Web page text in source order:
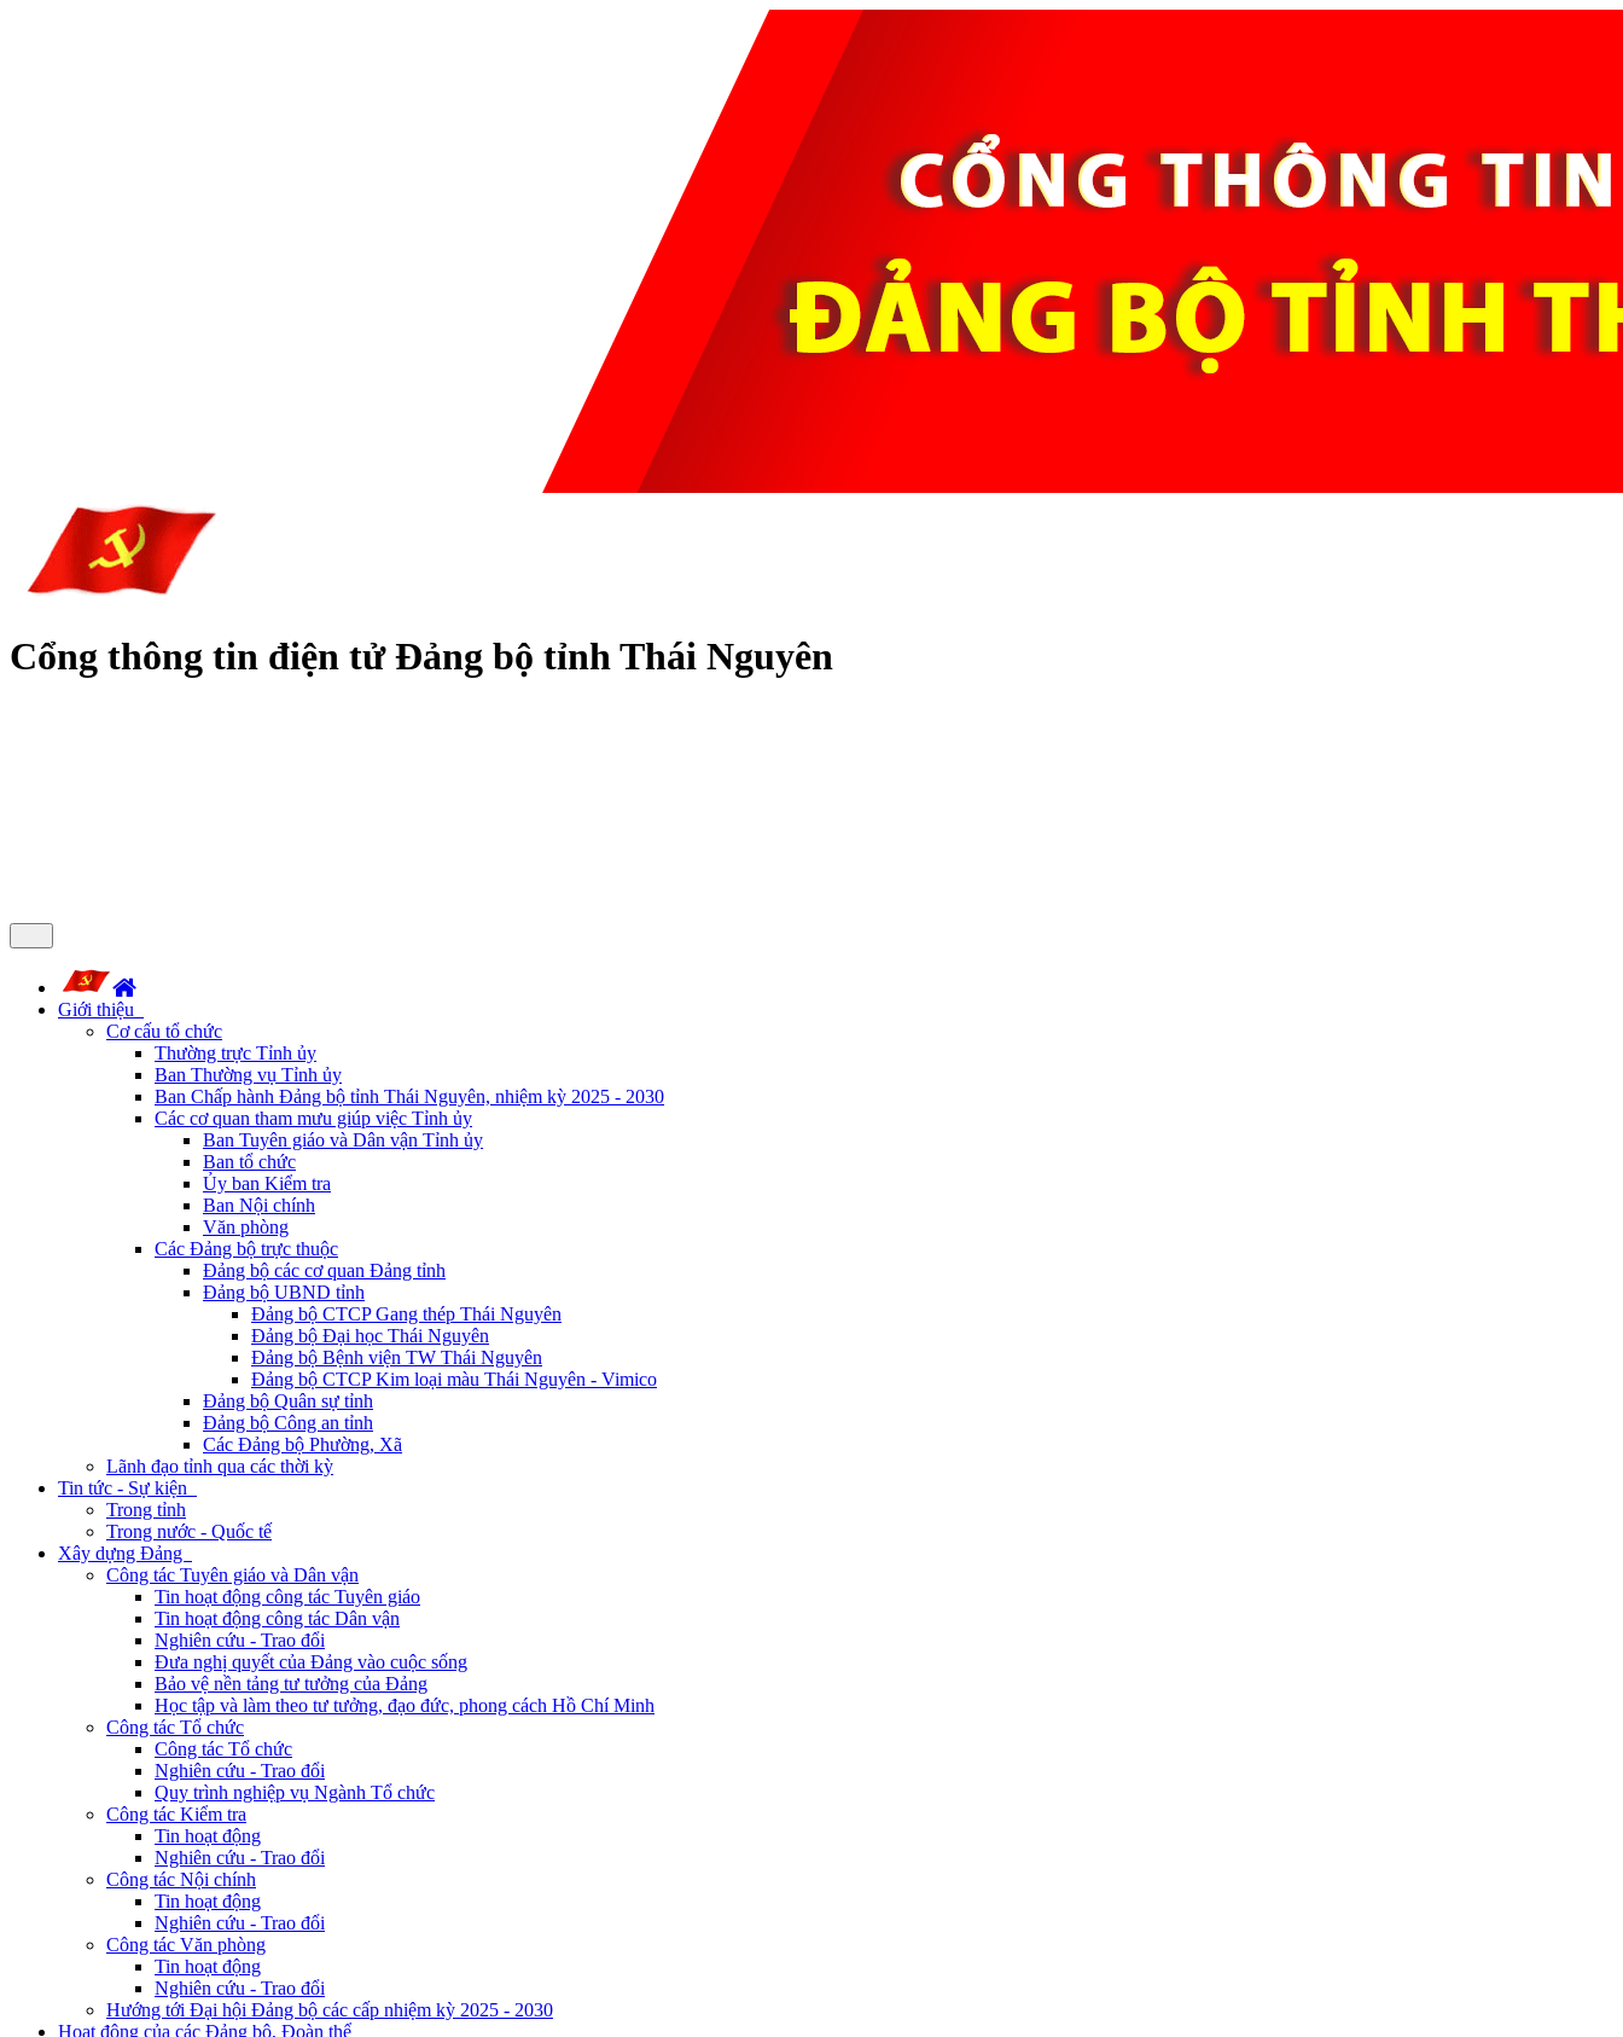
Cổng thông tin điện tử Đảng bộ tỉnh Thái Nguyên
Giới thiệu
Cơ cấu tổ chức
Thường trực Tỉnh ủy
Ban Thường vụ Tỉnh ủy
Ban Chấp hành Đảng bộ tỉnh Thái Nguyên, nhiệm kỳ 2025 - 2030
Các cơ quan tham mưu giúp việc Tỉnh ủy
Ban Tuyên giáo và Dân vận Tỉnh ủy
Ban tổ chức
Ủy ban Kiểm tra
Ban Nội chính
Văn phòng
Các Đảng bộ trực thuộc
Đảng bộ các cơ quan Đảng tỉnh
Đảng bộ UBND tỉnh
Đảng bộ CTCP Gang thép Thái Nguyên
Đảng bộ Đại học Thái Nguyên
Đảng bộ Bệnh viện TW Thái Nguyên
Đảng bộ CTCP Kim loại màu Thái Nguyên - Vimico
Đảng bộ Quân sự tỉnh
Đảng bộ Công an tỉnh
Các Đảng bộ Phường, Xã
Lãnh đạo tỉnh qua các thời kỳ
Tin tức - Sự kiện
Trong tỉnh
Trong nước - Quốc tế
Xây dựng Đảng
Công tác Tuyên giáo và Dân vận
Tin hoạt động công tác Tuyên giáo
Tin hoạt động công tác Dân vận
Nghiên cứu - Trao đổi
Đưa nghị quyết của Đảng vào cuộc sống
Bảo vệ nền tảng tư tưởng của Đảng
Học tập và làm theo tư tưởng, đạo đức, phong cách Hồ Chí Minh
Công tác Tổ chức
Công tác Tổ chức
Nghiên cứu - Trao đổi
Quy trình nghiệp vụ Ngành Tổ chức
Công tác Kiểm tra
Tin hoạt động
Nghiên cứu - Trao đổi
Công tác Nội chính
Tin hoạt động
Nghiên cứu - Trao đổi
Công tác Văn phòng
Tin hoạt động
Nghiên cứu - Trao đổi
Hướng tới Đại hội Đảng bộ các cấp nhiệm kỳ 2025 - 2030
Hoạt động của các Đảng bộ, Đoàn thể